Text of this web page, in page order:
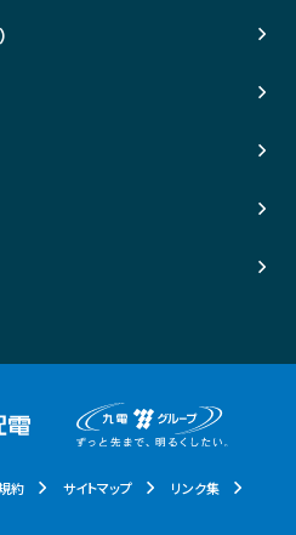
約 サイトマップ リンク集